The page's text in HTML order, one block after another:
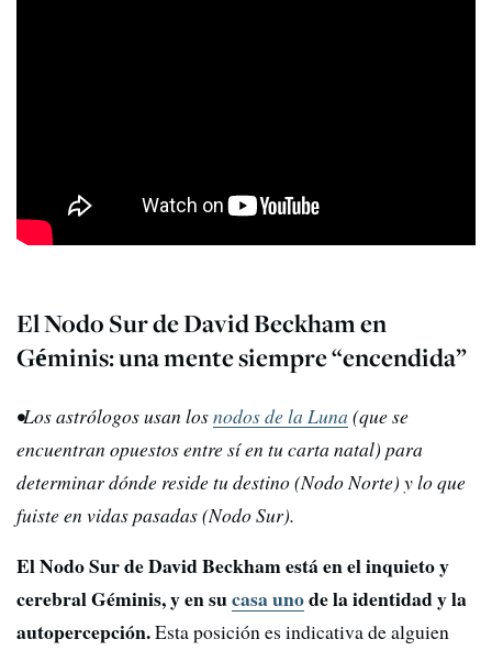
El Nodo Sur de David Beckham en
Géminis: una mente siempre “encendida”
•Los astrólogos usan losnodos de la Luna (que se
encuentran opuestos entre sí en tu carta natal) para
determinar dónde reside tu destino (Nodo Norte) y lo que
fuiste en vidas pasadas (Nodo Sur).
El Nodo Sur de David Beckham está en el inquieto y
cerebral Géminis, y en sucasa unode la identidad y la
autopercepción.Esta posición es indicativa de alguien